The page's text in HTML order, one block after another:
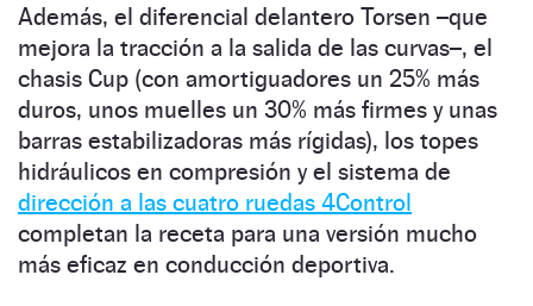
Además, el diferencial delantero Torsen –que
mejora la tracción a la salida de las curvas–, el
chasis Cup (con amortiguadores un 25% más
duros, unos muelles un 30% más firmes y unas
barras estabilizadoras más rígidas), los topes
hidráulicos en compresión y el sistema de
dirección a las cuatro ruedas 4Control
completan la receta para una versión mucho
más eficaz en conducción deportiva.